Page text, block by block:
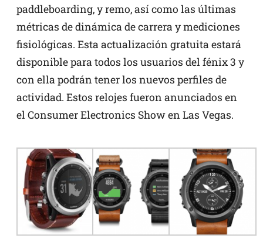
paddleboarding, y remo, así como las últimas
métricas de dinámica de carrera y mediciones
fisiológicas. Esta actualización gratuita estará
disponible para todos los usuarios del fénix 3 y
con ella podrán tener los nuevos perfiles de
actividad. Estos relojes fueron anunciados en
el Consumer Electronics Show en Las Vegas.